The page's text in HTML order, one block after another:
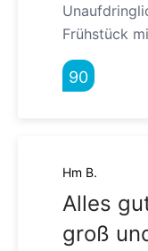
Frühstück
90
Hm B.
Alles
groß